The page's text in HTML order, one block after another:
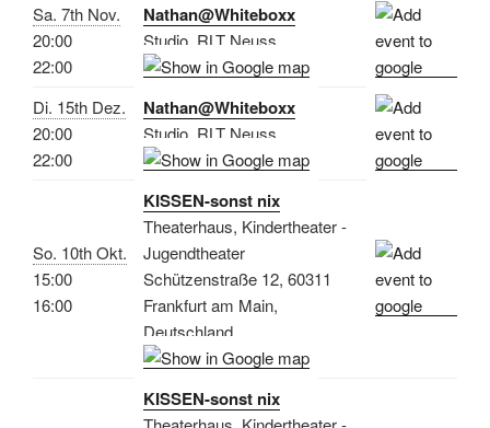
Sa. 7th Nov.
20:00
22:00
Nathan@Whiteboxx
Studio, RLT Neuss
Di. 15th Dez.
20:00
22:00
Nathan@Whiteboxx
Studio, RLT Neuss
So. 10th Okt.
15:00
16:00
KISSEN-sonst nix
Theaterhaus, Kindertheater -
Jugendtheater
Schützenstraße 12, 60311
Frankfurt am Main,
Deutschland
KISSEN-sonst nix